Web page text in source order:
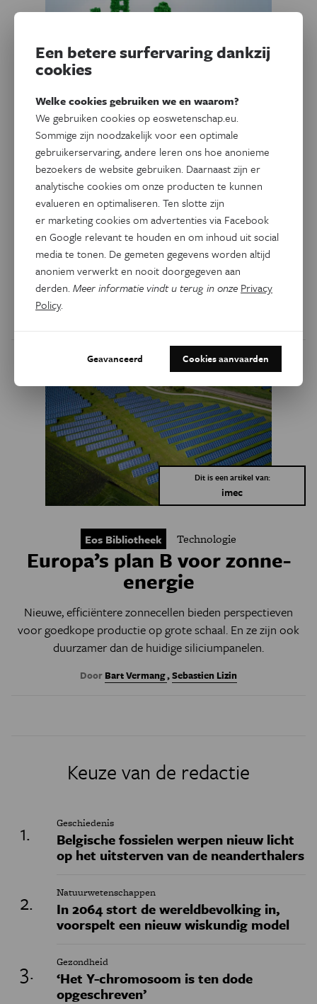
Natuur & Milieu
Onzekerheid over onze
Belgische bodem remt
duurzame energieopslag
Er is veel ruimte in de ondergrond voor opslag van
thermische energie maar spijtig genoeg verhindert
onzekerheid nog te vaak de toepassing. Tijd om die
boeman te ontmaskeren.
Dit is een artikel van:
imec
Eos Bibliotheek Technologie
Europa’s plan B voor zonne-
energie
Nieuwe, efficiëntere zonnecellen bieden perspectieven
voor goedkope productie op grote schaal. En ze zijn ook
duurzamer dan de huidige siliciumpanelen.
Door Bart Vermang,Sebastien Lizin
Keuze van de redactie
Geschiedenis
Belgische fossielen werpen nieuw licht
op het uitsterven van de neanderthalers
Natuurwetenschappen
In 2064 stort de wereldbevolking in,
voorspelt een nieuw wiskundig model
Gezondheid
‘Het Y-chromosoom is ten dode
opgeschreven’
Een betere surfervaring dankzij
cookies
Welke cookies gebruiken we en waarom?
We gebruiken cookies op eoswetenschap.eu.
Sommige zijn noodzakelijk voor een optimale
gebruikerservaring, andere leren ons hoe anonieme
bezoekers de website gebruiken. Daarnaast zijn er
analytische cookies om onze producten te kunnen
evalueren en optimaliseren. Ten slotte zijn
er marketing cookies om advertenties via Facebook
en Google relevant te houden en om inhoud uit social
media te tonen. De gemeten gegevens worden altijd
anoniem verwerkt en nooit doorgegeven aan
derden.Meer informatie vindt u terug in onze Privacy
Policy.
Geavanceerd Cookies aanvaarden